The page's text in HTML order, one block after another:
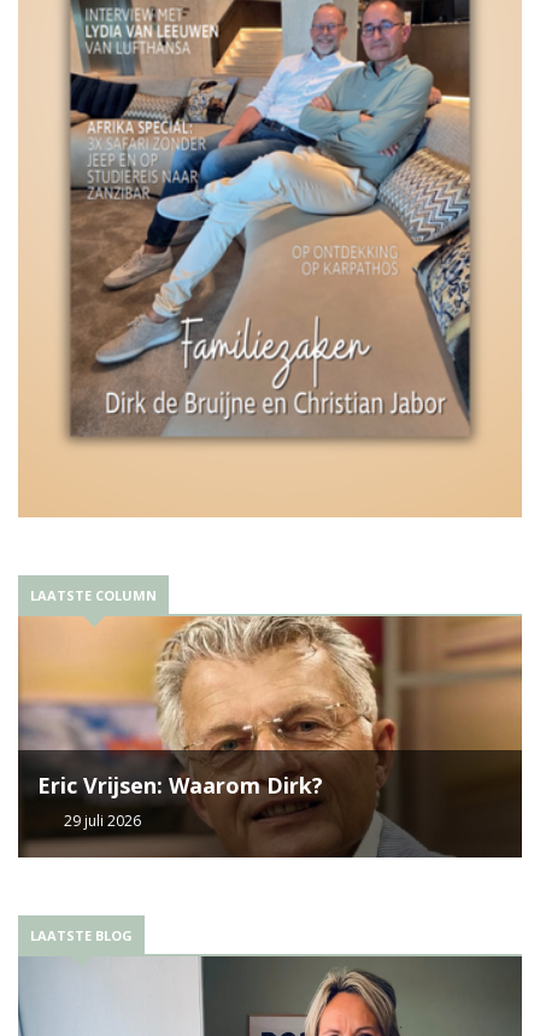
LAATSTE COLUMN
Eric Vrijsen: Waarom Dirk?
29 juli 2026
LAATSTE BLOG